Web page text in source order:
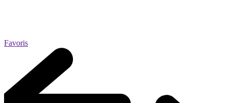
Favoris